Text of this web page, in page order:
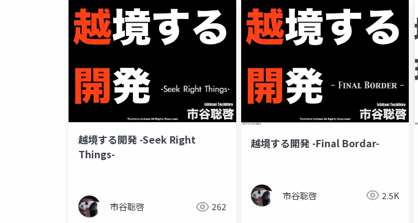
越境する開発 -Seek Right
Things-
市谷聡啓 262
越境する開発 -Final Bordar-
市谷聡啓 2.5K